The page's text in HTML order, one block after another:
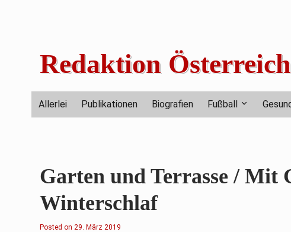
Redaktion
Allerlei Publikationen Biografien Fußball
Garten und Terrasse / Mit
Winterschlaf
Posted on 29. März 2019